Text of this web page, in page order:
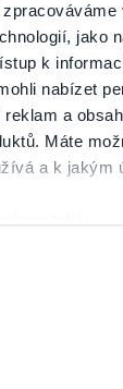
zpracováváme
jako
k
nabízet
a
Máte
a k jakým
na několik
VINIU
Vinium